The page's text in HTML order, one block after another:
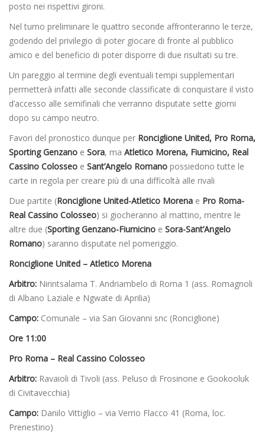
posto nei rispettivi gironi.
Nel turno preliminare le quattro seconde affronteranno le terze,
godendo del privilegio di poter giocare di fronte al pubblico
amico e del beneficio di poter disporre di due risultati su tre.
Un pareggio al termine degli eventuali tempi supplementari
permetterà infatti alle seconde classificate di conquistare il visto
d’accesso alle semifinali che verranno disputate sette giorni
dopo su campo neutro.
Favori del pronostico dunque per Ronciglione United, Pro Roma,
Sporting Genzano e Sora, ma Atletico Morena, Fiumicino, Real
Cassino Colosseo e Sant’Angelo Romano possiedono tutte le
carte in regola per creare più di una difficoltà alle rivali
Due partite (Ronciglione United-Atletico Morena e Pro Roma-
Real Cassino Colosseo) si giocheranno al mattino, mentre le
altre due (Sporting Genzano-Fiumicino e Sora-Sant’Angelo
Romano) saranno disputate nel pomeriggio.
Ronciglione United – Atletico Morena
Arbitro: Nirintsalama T. Andriambelo di Roma 1 (ass. Romagnoli
di Albano Laziale e Ngwate di Aprilia)
Campo: Comunale – via San Giovanni snc (Ronciglione)
Ore 11:00
Pro Roma – Real Cassino Colosseo
Arbitro: Ravaioli di Tivoli (ass. Peluso di Frosinone e Gookooluk
di Civitavecchia)
Campo: Danilo Vittiglio – via Verrio Flacco 41 (Roma, loc.
Prenestino)